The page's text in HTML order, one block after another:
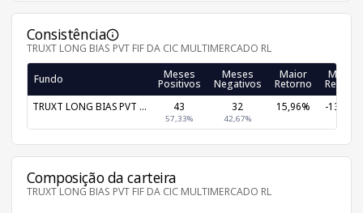
Consistência
TRUXT LONG BIAS PVT FIF DA CIC MULTIMERCADO RL
Fundo Meses
Positivos
Meses
Negativos
Maior
Retorno
Menor
Retorno
TRUXT LONG BIAS PVT ... 43
57,33%
32
42,67%
15,96% -13,15%
Composição da carteira
TRUXT LONG BIAS PVT FIF DA CIC MULTIMERCADO RL